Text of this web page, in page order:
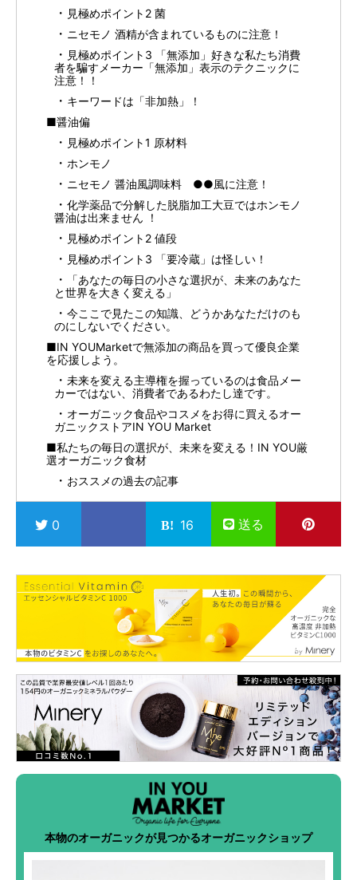
見極めポイント2 菌
ニセモノ 酒精が含まれているものに注意！
見極めポイント3 「無添加」好きな私たち消費
者を騙すメーカー「無添加」表示のテクニックに
注意！！
キーワードは「非加熱」！
■醤油偏
見極めポイント1 原材料
ホンモノ
ニセモノ 醤油風調味料 ●●風に注意！
化学薬品で分解した脱脂加工大豆ではホンモノ
醤油は出来ません ！
見極めポイント2 値段
見極めポイント3 「要冷蔵」は怪しい！
「あなたの毎日の小さな選択が、未来のあなた
と世界を大きく変える」
今ここで見たこの知識、どうかあなただけのも
のにしないでください。
■IN YOUMarketで無添加の商品を買って優良企業
を応援しよう。
未来を変える主導権を握っているのは食品メー
カーではない、消費者であるわたし達です。
オーガニック食品やコスメをお得に買えるオー
ガニックストアIN YOU Market
■私たちの毎日の選択が、未来を変える！IN YOU厳
選オーガニック食材
おススメの過去の記事
0 16 送る
本物のオーガニックが見つかるオーガニックショップ